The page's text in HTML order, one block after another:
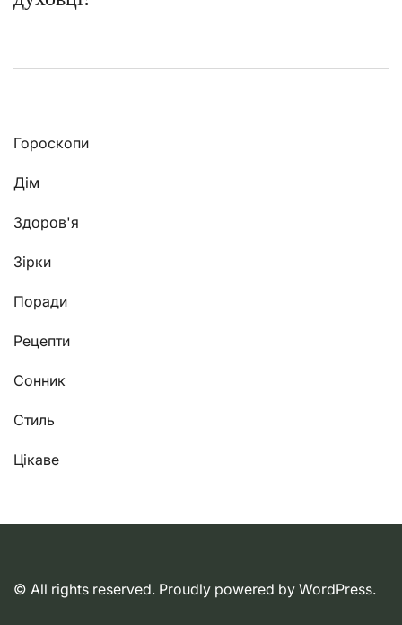
Гороскопи
Дім
Здоров'я
Зірки
Поради
Рецепти
Сонник
Стиль
Цікаве
© All rights reserved. Proudly powered by WordPress.